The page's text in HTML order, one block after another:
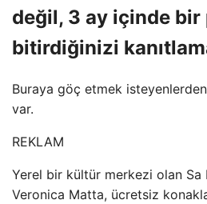
değil, 3 ay içinde bir
bitirdiğinizi
Buraya göç etmek
var.
REKLAM
Yerel bir kültür merkezi olan Sa
Veronica Matta, ücretsiz